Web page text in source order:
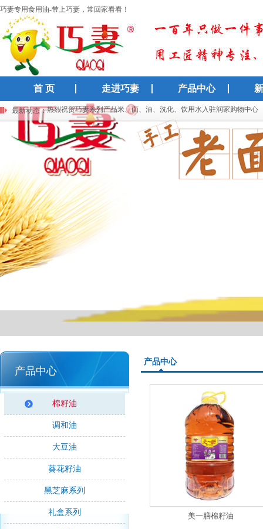
巧妻专用食用油-带上巧妻，常回家看看！
首 页 走进巧妻 产品中心
最新动态：
国货经典“巧妻”入驻新连锁超市，30年匠心守护千万家庭生活
热烈祝贺巧妻系列产品米、面、油、洗化、饮用水入驻润家购物中心
产品中心
棉籽油
调和油
大豆油
葵花籽油
黑芝麻系列
礼盒系列
产品中心
美一膳棉籽油